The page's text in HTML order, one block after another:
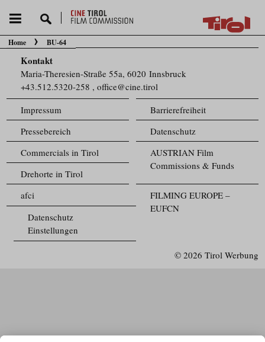
Sie befinden sich hier:
Home BU-64
Kontakt
Maria-Theresien-Straße 55a, 6020 Innsbruck
+43.512.5320-258 ,office@cine.tirol
Impressum
Barrierefreiheit
Pressebereich
Datenschutz
Commercials in Tirol
AUSTRIAN Film
Commissions & Funds
Drehorte in Tirol
FILMING EUROPE –
EUFCN
afci
Datenschutz
Einstellungen
© 2026 Tirol Werbung